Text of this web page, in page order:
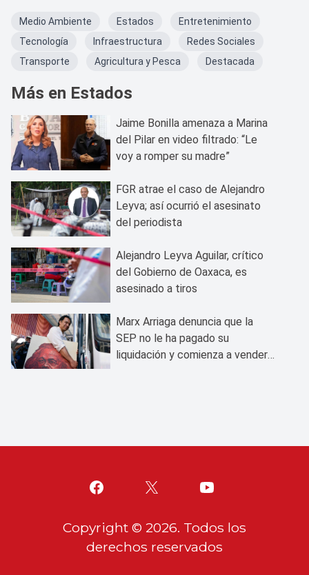
Medio Ambiente Estados
Entretenimiento
Tecnología
Infraestructura
Redes Sociales
Transporte
Agricultura y Pesca Destacada
Más en Estados
Jaime Bonilla amenaza a Marina
del Pilar en video filtrado: “Le
voy a romper su madre”
FGR atrae el caso de Alejandro
Leyva; así ocurrió el asesinato
del periodista
Alejandro Leyva Aguilar, crítico
del Gobierno de Oaxaca, es
asesinado a tiros
Marx Arriaga denuncia que la
SEP no le ha pagado su
liquidación y comienza a vender
Copyright © 2026. Todos los
derechos reservados